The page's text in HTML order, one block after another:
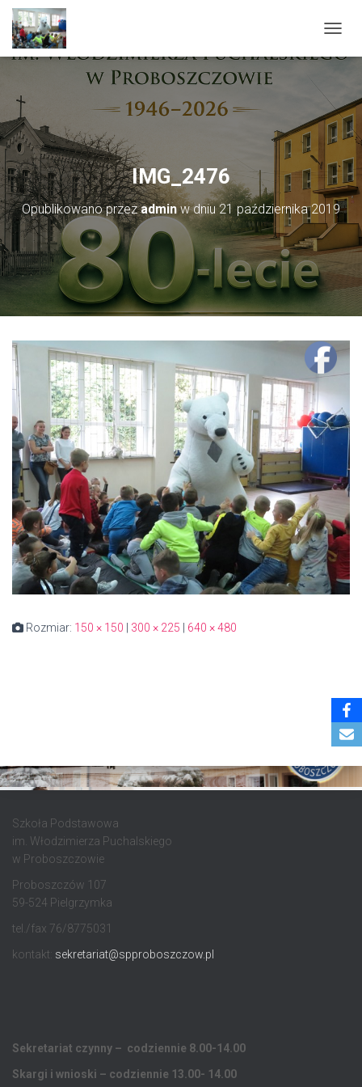
IMG_2476
Opublikowano przezadminw dniu21 października 2019
Rozmiar: 150 × 150 | 300 × 225 | 640 × 480
Szkoła Podstawowa
im. Włodzimierza Puchalskiego
w Proboszczowie
Proboszczów 107
59-524 Pielgrzymka
tel./fax 76/8775031
kontakt: sekretariat@spproboszczow.pl
Sekretariat czynny – codziennie 8.00-14.00
Skargi i wnioski – codziennie 13.00- 14.00